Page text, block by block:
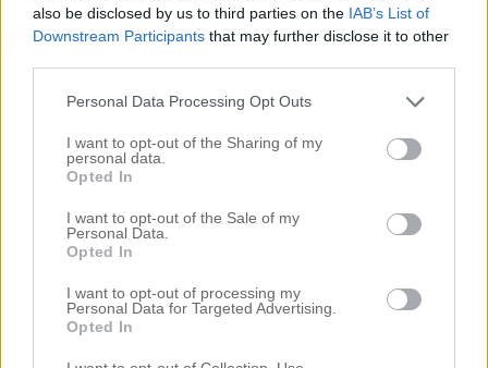
also be disclosed by us to third parties on the IAB’s List of
Downstream Participants that may further disclose it to other
Personal Data Processing Opt Outs
I want to opt-out of the Sharing of my
personal data.
Opted In
I want to opt-out of the Sale of my
Personal Data.
Opted In
I want to opt-out of processing my
Personal Data for Targeted Advertising.
Opted In
MITT UPPLYFT – HAIRTALK EXTENSIONS
15 februari 2017, 16:55
HEJ VÄNNER! För några veckor sedan var jag hos
underbara Emelie på Hairtalk för att fixa till mitt